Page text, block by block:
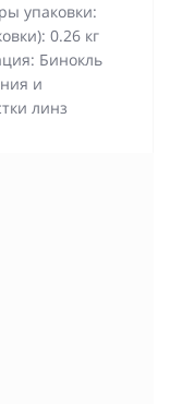
упаковки:
0.26 кг
Бинокль
и
линз